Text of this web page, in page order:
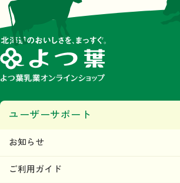
ユーザーサポート
お知らせ
ご利用ガイド